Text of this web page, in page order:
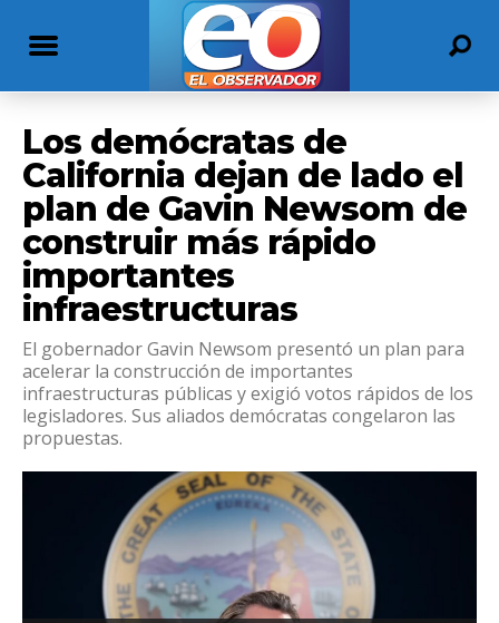
Los demócratas de
California dejan de lado el
plan de Gavin Newsom de
construir más rápido
importantes
infraestructuras
El gobernador Gavin Newsom presentó un plan para
acelerar la construcción de importantes
infraestructuras públicas y exigió votos rápidos de los
legisladores. Sus aliados demócratas congelaron las
propuestas.